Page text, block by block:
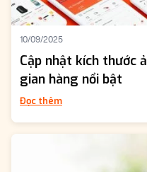
10/09/2025
Cập nhật kích thước
gian hàng nổi bật
Đọc thêm